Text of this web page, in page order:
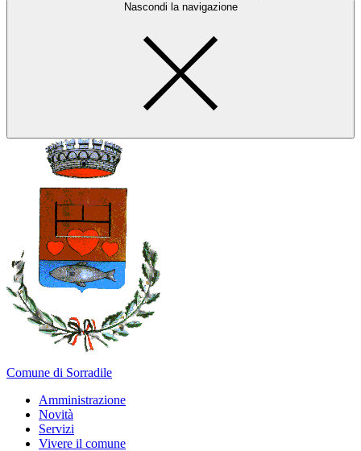
Nascondi la navigazione
Comune di Sorradile
Amministrazione
Novità
Servizi
Vivere il comune